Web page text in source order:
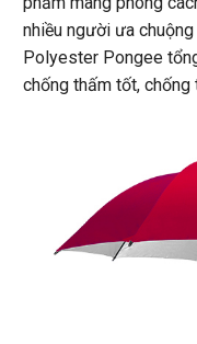
nhiều người ưa
Polyester Pongee
chống thấm tốt, chống